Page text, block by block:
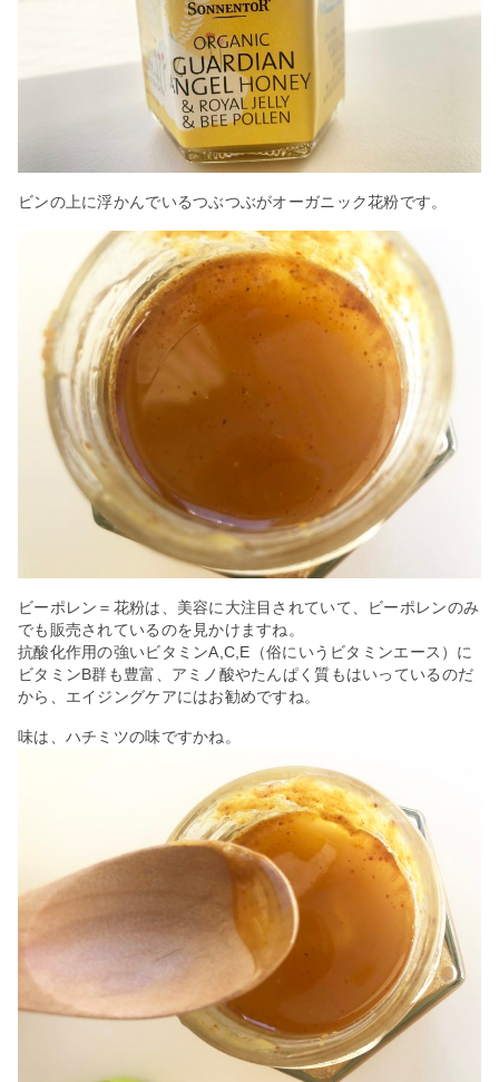
ビンの上に浮かんでいるつぶつぶがオーガニック花粉です。
ビーポレン＝花粉は、美容に大注目されていて、ビーポレンのみ
でも販売されているのを見かけますね。
抗酸化作用の強いビタミンA,C,E（俗にいうビタミンエース）に
ビタミンB群も豊富、アミノ酸やたんぱく質もはいっているのだ
から、エイジングケアにはお勧めですね。
味は、ハチミツの味ですかね。